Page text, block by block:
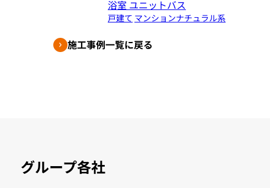
浴室 ユニットバス
戸建て マンションナチュラル系
施工事例一覧に戻る
グループ各社